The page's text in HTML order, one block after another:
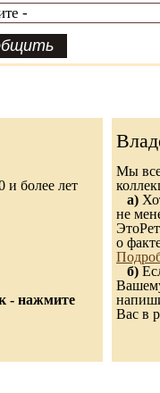
более лет
- нажмите
Мы
а)
не
о
б)
Вас в